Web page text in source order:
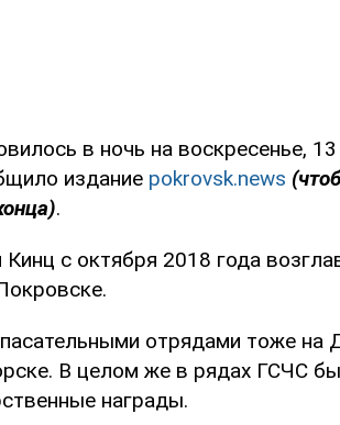
в ночь на воскресенье, 13
издание pokrovsk.news
.
Кинц с октября 2018 года
отрядами тоже на
В целом же в рядах ГСЧС
награды.